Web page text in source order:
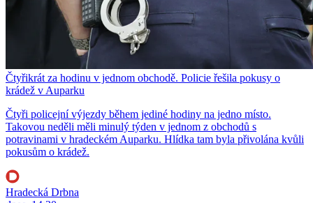
Čtyřikrát za hodinu v jednom obchodě. Policie řešila pokusy o
krádež v Auparku
Čtyři policejní výjezdy během jediné hodiny na jedno místo.
Takovou neděli měli minulý týden v jednom z obchodů s
potravinami v hradeckém Auparku. Hlídka tam byla přivolána kvůli
pokusům o krádež.
Hradecká Drbna